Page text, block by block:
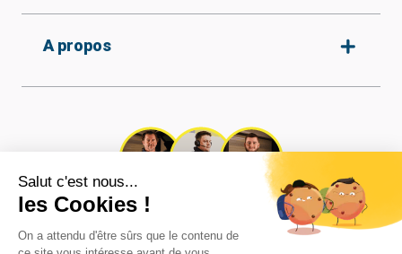
Armentières
Beauvais
Caudry
Coignières
Dunkerque
A propos
Contact
Mentions légales
vente
Tous nos attelages
Réalisations
Nos experts vous répondent dans les